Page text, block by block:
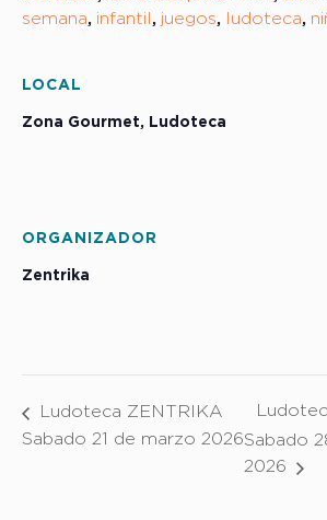
semana, infantil , juegos, ludoteca,
LOCAL
Zona Gourmet, Ludoteca
ORGANIZADOR
Zentrika
Ludoteca ZENTRIKA
Sabado 21 de marzo 2026Sabado
2026